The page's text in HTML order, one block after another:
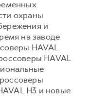
охраны
и
на заводе
HAVAL
HAVAL
H3 и новые